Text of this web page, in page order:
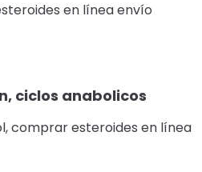
en línea envío
ciclos anabolicos
comprar esteroides en línea